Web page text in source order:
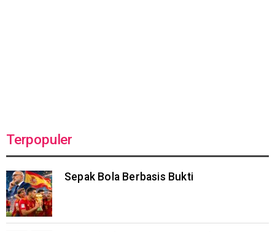
Terpopuler
Sepak Bola Berbasis Bukti